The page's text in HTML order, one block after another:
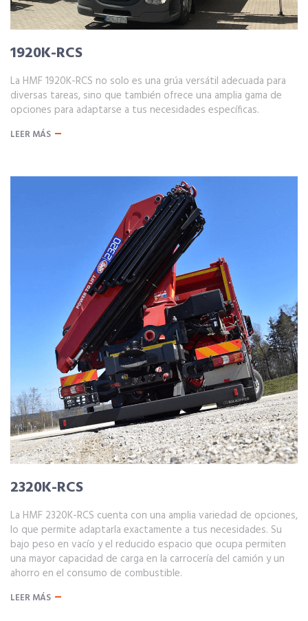
1920K-RCS
La HMF 1920K-RCS no solo es una grúa versátil adecuada para
diversas tareas, sino que también ofrece una amplia gama de
opciones para adaptarse a tus necesidades específicas.
LEER MÁS
2320K-RCS
La HMF 2320K-RCS cuenta con una amplia variedad de opciones,
lo que permite adaptarla exactamente a tus necesidades. Su
bajo peso en vacío y el reducido espacio que ocupa permiten
una mayor capacidad de carga en la carrocería del camión y un
ahorro en el consumo de combustible.
LEER MÁS